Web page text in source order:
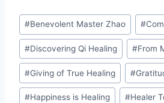
Post
Tags:
#Benevolent Master Zhao #
#Discovering Qi Healing #From
#Giving of True Healing #
#Happiness is Healing #Healer